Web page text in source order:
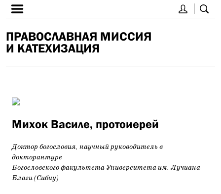
ПРАВОСЛАВНАЯ МИССИЯ
И КАТЕХИЗАЦИЯ
Михок Василе, протоиерей
Доктор богословия, научный руководитель в
докторантуре
Богословского факультета Университета им. Лучиана
Благи (Сибиу)